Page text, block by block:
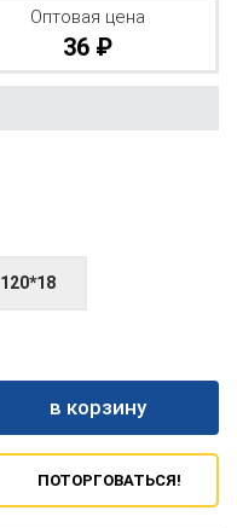
Оптовая цена
36 ₽
120*18
в корзину
ПОТОРГОВАТЬСЯ!